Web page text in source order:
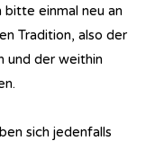
einmal neu an
Tradition, also der
und der weithin
sich jedenfalls